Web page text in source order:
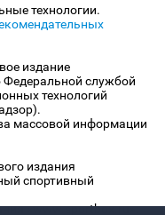
технологии.
издание
Федеральной службой
технологий
массовой информации
издания
спортивный
«www.sportbox.ru»: